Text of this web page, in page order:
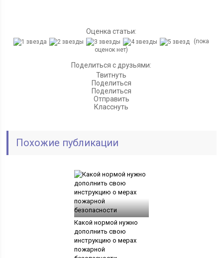
Оценка статьи:
(пока
оценок нет)
Поделиться с друзьями:
Твитнуть
Поделиться
Поделиться
Отправить
Класснуть
Похожие публикации
Какой нормой нужно
дополнить свою
инструкцию о мерах
пожарной